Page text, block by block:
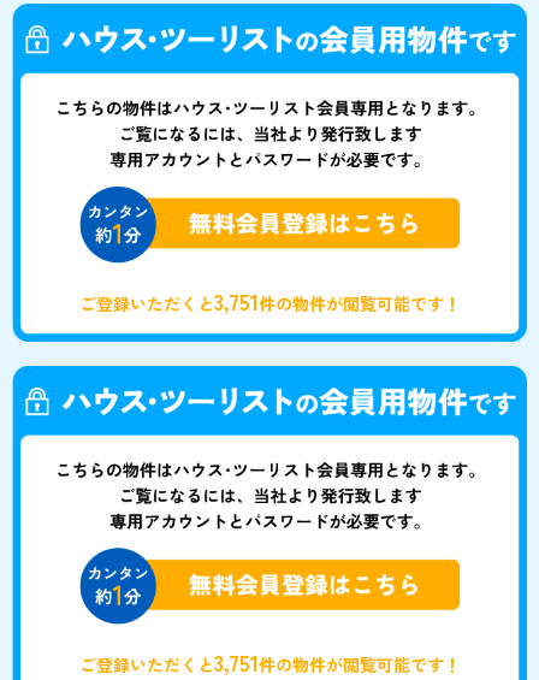
ご登録いただくと3,751件の物件が閲覧可能です！
ご登録いただくと3,751件の物件が閲覧可能です！